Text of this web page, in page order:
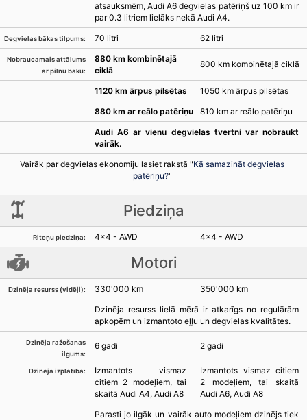
atsauksmēm, Audi A6 degvielas patēriņš uz 100 km ir
par 0.3 litriem lielāks nekā Audi A4.
Degvielas bākas tilpums: 70 litri 62 litri
Nobraucamais attālums
ar pilnu bāku:
880 km kombinētajā
ciklā
800 km kombinētajā ciklā
1120 km ārpus pilsētas
1050 km ārpus pilsētas
880 km ar reālo patēriņu
810 km ar reālo patēriņu
Audi A6 ar vienu degvielas tvertni var nobraukt
vairāk.
Vairāk par degvielas ekonomiju lasiet rakstā "Kā samazināt degvielas
patēriņu?"
Piedziņa
Riteņu piedziņa: 4x4 - AWD 4x4 - AWD
Motori
Dzinēja resurss (vidēji): 330'000 km
350'000 km
Dzinēja resurss lielā mērā ir atkarīgs no regulārām
apkopēm un izmantoto eļļu un degvielas kvalitātes.
Dzinēja ražošanas
ilgums:
6 gadi 2 gadi
Dzinēja izplatība:
Izmantots vismaz
citiem 2 modeļiem, tai
skaitā Audi A4, Audi A8
Izmantots vismaz citiem
2 modeļiem, tai skaitā
Audi A6, Audi A8
Parasti jo ilgāk un vairāk auto modeļiem dzinējs tiek